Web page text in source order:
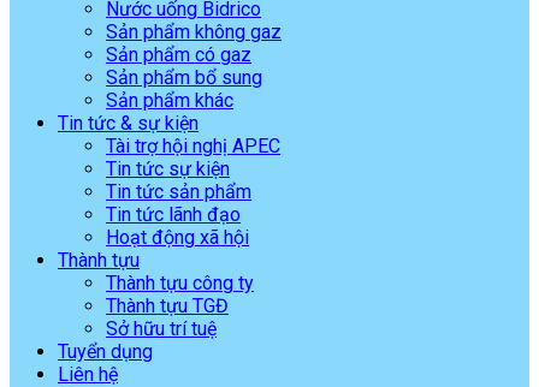
Nước uống Bidrico
Sản phẩm không gaz
Sản phẩm có gaz
Sản phẩm bổ sung
Sản phẩm khác
Tin tức & sự kiện
Tài trợ hội nghị APEC
Tin tức sự kiện
Tin tức sản phẩm
Tin tức lãnh đạo
Hoạt động xã hội
Thành tựu
Thành tựu công ty
Thành tựu TGĐ
Sở hữu trí tuệ
Tuyển dụng
Liên hệ